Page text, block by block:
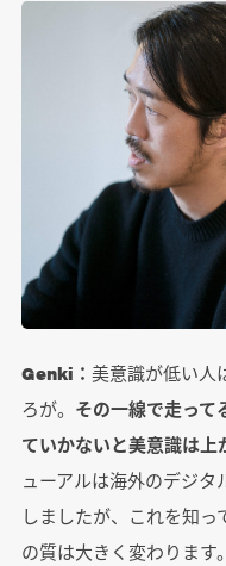
Genki： 美意識が低い人
ろが。 その一線で走って
ていかないと美意識は上
ューアルは海外のデジ
しましたが、これを知
の質は大きく変わります。